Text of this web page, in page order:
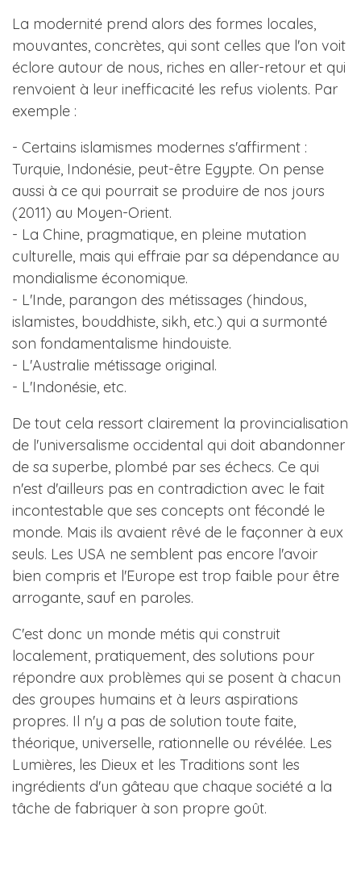
La modernité prend alors des formes locales,
mouvantes, concrètes, qui sont celles que l'on voit
éclore autour de nous, riches en aller-retour et qui
renvoient à leur inefficacité les refus violents. Par
exemple :
- Certains islamismes modernes s'affirment :
Turquie, Indonésie, peut-être Egypte. On pense
aussi à ce qui pourrait se produire de nos jours
(2011) au Moyen-Orient.
- La Chine, pragmatique, en pleine mutation
culturelle, mais qui effraie par sa dépendance au
mondialisme économique.
- L'Inde, parangon des métissages (hindous,
islamistes, bouddhiste, sikh, etc.) qui a surmonté
son fondamentalisme hindouiste.
- L'Australie métissage original.
- L'Indonésie, etc.
De tout cela ressort clairement la provincialisation
de l'universalisme occidental qui doit abandonner
de sa superbe, plombé par ses échecs. Ce qui
n'est d'ailleurs pas en contradiction avec le fait
incontestable que ses concepts ont fécondé le
monde. Mais ils avaient rêvé de le façonner à eux
seuls. Les USA ne semblent pas encore l'avoir
bien compris et l'Europe est trop faible pour être
arrogante, sauf en paroles.
C'est donc un monde métis qui construit
localement, pratiquement, des solutions pour
répondre aux problèmes qui se posent à chacun
des groupes humains et à leurs aspirations
propres. Il n'y a pas de solution toute faite,
théorique, universelle, rationnelle ou révélée. Les
Lumières, les Dieux et les Traditions sont les
ingrédients d'un gâteau que chaque société a la
tâche de fabriquer à son propre goût.